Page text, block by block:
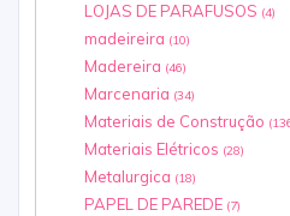
LOJAS DE PARAFUSOS (4)
madeireira (10)
Madereira (46)
Marcenaria (34)
Materiais de Construção
Materiais Elétricos (28)
Metalurgica (18)
PAPEL DE PAREDE (7)